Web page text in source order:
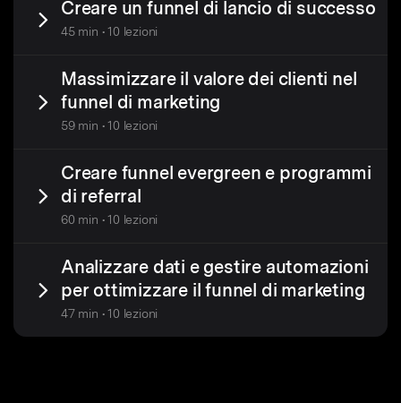
Creare un funnel di lancio di successo
45 min • 10 lezioni
Massimizzare il valore dei clienti nel
funnel di marketing
59 min • 10 lezioni
Creare funnel evergreen e programmi
di referral
60 min • 10 lezioni
Analizzare dati e gestire automazioni
per ottimizzare il funnel di marketing
47 min • 10 lezioni